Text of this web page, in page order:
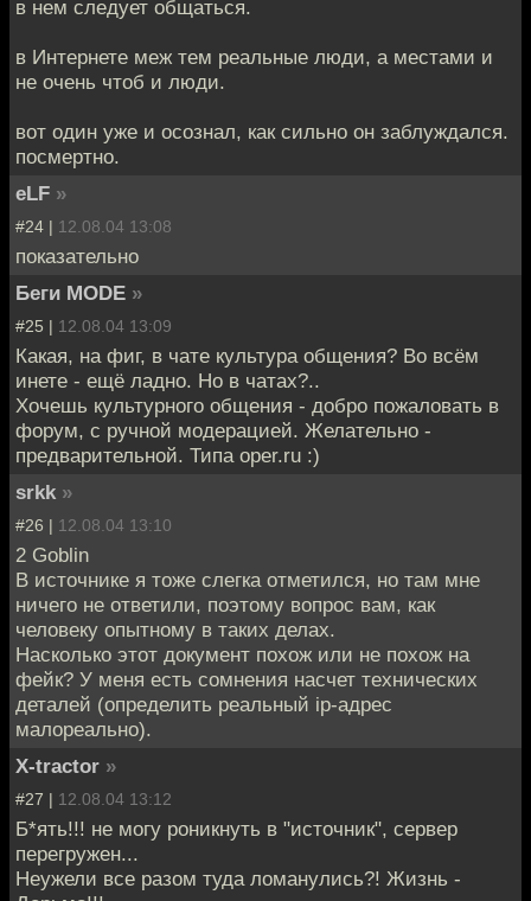
в нем следует общаться.
в Интернете меж тем реальные люди, а местами и
не очень чтоб и люди.
вот один уже и осознал, как сильно он заблуждался.
посмертно.
eLF »
#24 | 12.08.04 13:08
показательно
Беги MODE »
#25 | 12.08.04 13:09
Какая, на фиг, в чате культура общения? Во всём
инете - ещё ладно. Но в чатах?..
Хочешь культурного общения - добро пожаловать в
форум, с ручной модерацией. Желательно -
предварительной. Типа oper.ru :)
srkk »
#26 | 12.08.04 13:10
2 Goblin
В источнике я тоже слегка отметился, но там мне
ничего не ответили, поэтому вопрос вам, как
человеку опытному в таких делах.
Насколько этот документ похож или не похож на
фейк? У меня есть сомнения насчет технических
деталей (определить реальный ip-адрес
малореально).
X-tractor »
#27 | 12.08.04 13:12
Б*ять!!! не могу роникнуть в "источник", сервер
перегружен...
Неужели все разом туда ломанулись?! Жизнь -